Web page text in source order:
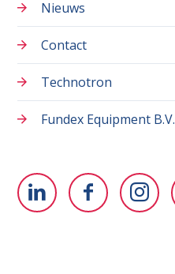
Nieuws
Contact
Technotron
Fundex Equipment B.V.